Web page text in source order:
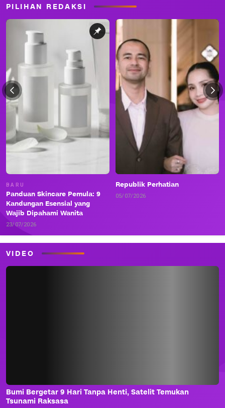
PILIHAN REDAKSI
BARU
Panduan Skincare Pemula: 9
Kandungan Esensial yang
Wajib Dipahami Wanita
23/07/2026
Republik Perhatian
05/07/2026
VIDEO
Bumi Bergetar 9 Hari Tanpa Henti, Satelit Temukan
Tsunami Raksasa